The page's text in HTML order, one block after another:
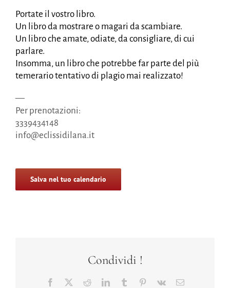
Portate il vostro libro.
Un libro da mostrare o magari da scambiare.
Un libro che amate, odiate, da consigliare, di cui
parlare.
Insomma, un libro che potrebbe far parte del più
temerario tentativo di plagio mai realizzato!
—
Per prenotazioni:
3339434148
info@eclissidilana.it
Salva nel tuo calendario
Condividi !
Facebook RedditLinkedInTumblr Pinterest
Vk Email